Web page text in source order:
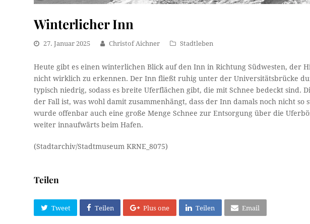
Winterlicher Inn
27. Januar 2025 Christof Aichner Stadtleben
Heute gibt es einen winterlichen Blick auf den Inn in Richtung Südwesten, der
nicht wirklich zu erkennen. Der Inn fließt ruhig unter der Universitätsbrücke
typisch niedrig, sodass es breite Uferflächen gibt, die mit Schnee bedeckt sind.
der Fall ist, was wohl damit zusammenhängt, dass der Inn damals noch nicht
wurde offenbar auch eine große Menge Schnee zur Entsorgung über die
weiter innaufwärts beim Hafen.
(Stadtarchiv/Stadtmuseum KRNE_8075)
Teilen
Tweet Teilen Plus one Teilen Email